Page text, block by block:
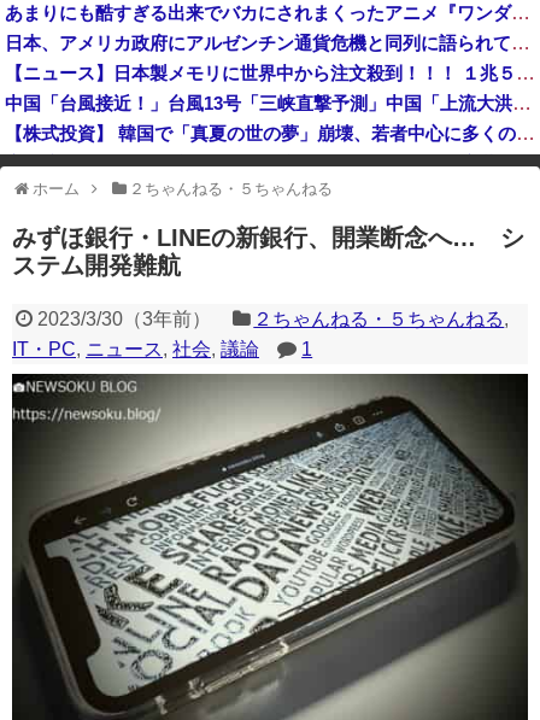
【悲報】立川志らく、ガチでブチギレてしまう！！！！！！
【画像】日本共産党の街宣車、ほんと碌でもないな
あまりにも酷すぎる出来でバカにされまくったアニメ『ワンダンス』、原作者本人が手書きアニメを投稿した結果・・・ｗｗｗｗｗｗ
日本、アメリカ政府にアルゼンチン通貨危機と同列に語られてしまうwwwもうすでに158円に戻る
【ニュース】日本製メモリに世界中から注文殺到！！！ １兆５０００億円で工場増築へ
中国「台風接近！」台風13号「三峡直撃予測」中国「上流大洪水！（三峡上流」中国都市「8/5の映像（動画」三峡ダム「緊急放流（決壊危機」中国「下流大水害（震え声」→
【株式投資】 韓国で「真夏の世の夢」崩壊、若者中心に多くの人が「人生オワタ」―中国メディア
広末涼子が活動再開 病名公表を決意させた、次男からの言葉明かす
一部のコンテンツが表示されなくなったり、サイト全体のレイアウトが崩れ
たりする場合があります。
ホーム ２ちゃんねる・５ちゃんねる
みずほ銀行・LINEの新銀行、開業断念へ… シ
ステム開発難航
2023/3/30（3年前） ２ちゃんねる・５ちゃんねる,
IT・PC, ニュース, 社会, 議論 1